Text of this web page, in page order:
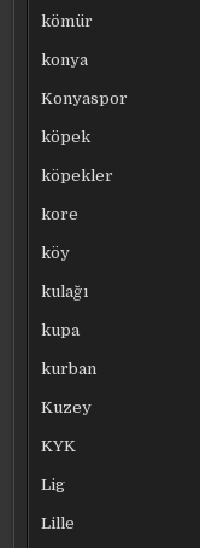
kömür
konya
Konyaspor
köpek
köpekler
kore
köy
kulağı
kupa
kurban
Kuzey
KYK
Lig
Lille